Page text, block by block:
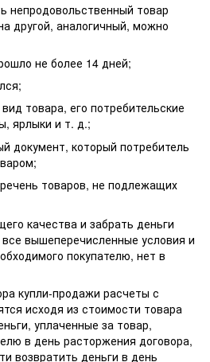
непродовольственный товар
другой, аналогичный, можно
не более 14 дней;
товара, его потребительские
ярлыки и т. д.;
документ, который потребитель
товаров, не подлежащих
качества и забрать деньги
вышеперечисленные условия и
покупателю, нет в
купли-продажи расчеты с
исходя из стоимости товара
уплаченные за товар,
в день расторжения договора,
возвратить деньги в день